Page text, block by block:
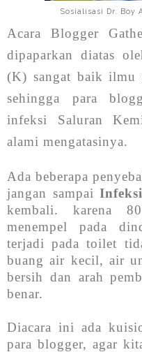
Sosialisasi Dr. Boy
Acara Blogger
dipaparkan diatas
(K) sangat baik ilmu
sehingga para
infeksi Saluran
alami mengatasinya.
Ada beberapa
jangan sampai
kembali. karena
menempel pada
terjadi pada toilet
buang air kecil, air
bersih dan arah
benar.
Diacara ini ada
para blogger, agar